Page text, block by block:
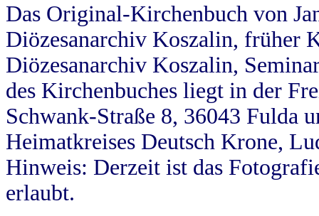
Das Original-Kirchenbuch von
Diözesanarchiv Koszalin, früher
Diözesanarchiv Koszalin,
des Kirchenbuches liegt in der
Schwank-Straße 8, 36043 Fulda
Heimatkreises Deutsch Krone,
Hinweis: Derzeit ist das
erlaubt.